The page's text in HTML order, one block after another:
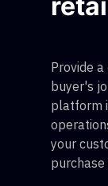
Provide
buyer's
platform
your
purchase